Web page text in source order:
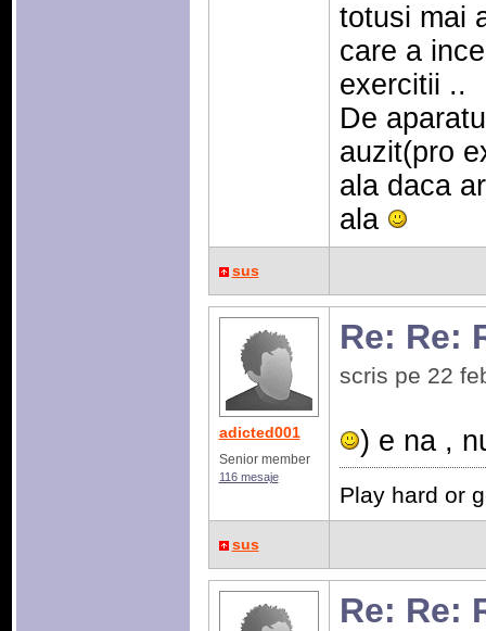
totusi mai
care a
exercitii ..
De
auzit(pro
ala daca
ala
sus
adicted001
Senior member
116 mesaje
Re: Re:
scris pe 22
) e na ,
Play hard or
sus
Re: Re: